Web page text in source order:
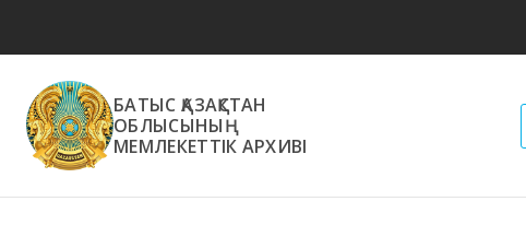
БАТЫС ҚАЗАҚСТАН
ОБЛЫСЫНЫҢ
МЕМЛЕКЕТТІК АРХИВІ